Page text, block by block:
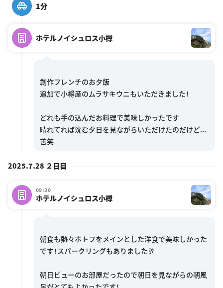
1分
ホテルノイシュロス小樽
創作フレンチのお夕飯
追加で小樽産のムラサキウニもいただきました！
どれも手の込んだお料理で美味しかったです
晴れてれば沈む夕日を見ながらいただけたのだけど...
2025.7.28 ２日目
09:30
ホテルノイシュロス小樽
朝食も熱々ポトフをメインとした洋食で美味しかった
です！スパークリングもありました🥂
朝日ビューのお部屋だったので朝日を見ながらの朝風